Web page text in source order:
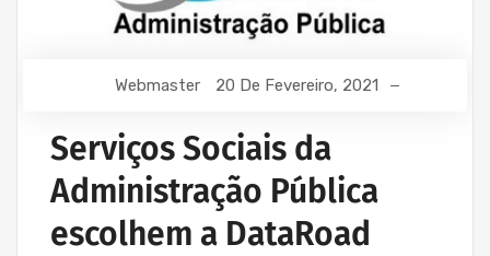
Webmaster 20 De Fevereiro, 2021
Serviços Sociais da
Administração Pública
escolhem a DataRoad